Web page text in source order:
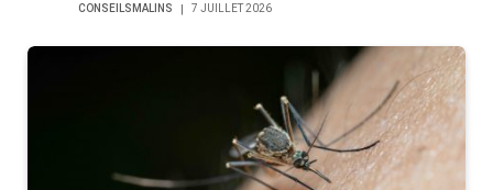
CONSEILSMALINS 7 JUILLET 2026